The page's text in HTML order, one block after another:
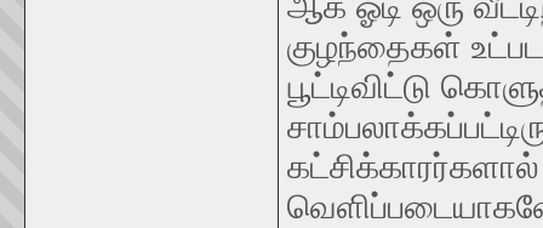
குழந்தைகள்
பூட்டிவிட்டு